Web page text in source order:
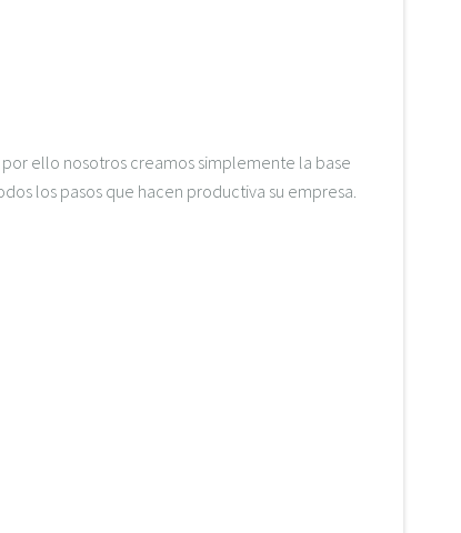
ello nosotros creamos simplemente la base
los pasos que hacen productiva su empresa.